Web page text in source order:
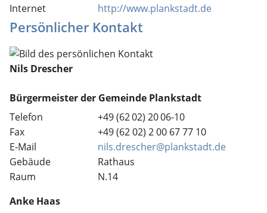
Internet
http://www.plankstadt.de
Persönlicher Kontakt
Nils Drescher
Bürgermeister der Gemeinde Plankstadt
Telefon
+49 (6202) 2006-10
Fax
+49 (6202) 200 6777 10
E-Mail
nils.drescher@plankstadt.de
Gebäude
Rathaus
Raum
N.14
Anke Haas